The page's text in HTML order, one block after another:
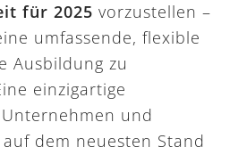
für 2025 vorzustellen –
umfassende, flexible
Ausbildung zu
einzigartige
und
dem neuesten Stand